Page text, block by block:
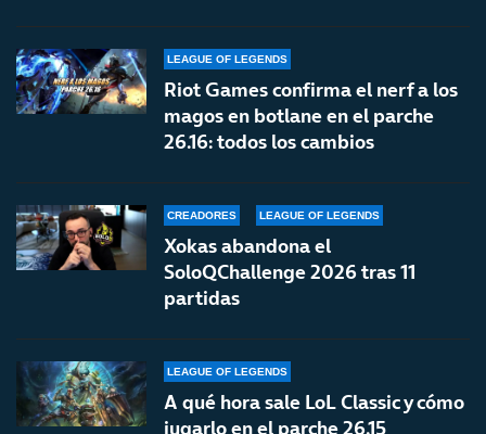
LEAGUE OF LEGENDS
Riot Games confirma el nerf a los
magos en botlane en el parche
26.16: todos los cambios
CREADORES LEAGUE OF LEGENDS
Xokas abandona el
SoloQChallenge 2026 tras 11
partidas
LEAGUE OF LEGENDS
A qué hora sale LoL Classic y cómo
jugarlo en el parche 26.15